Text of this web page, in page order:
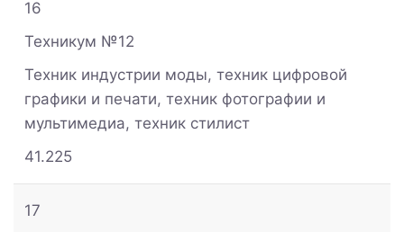
16
Техникум №12
Техник индустрии моды, техник цифровой
графики и печати, техник фотографии и
мультимедиа, техник стилист
41.225
17